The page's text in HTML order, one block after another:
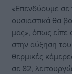
«Επενδύουμε σε
ουσιαστικά θα
μας», όπως είπε
στην αύξηση
θερμικές
σε 82,